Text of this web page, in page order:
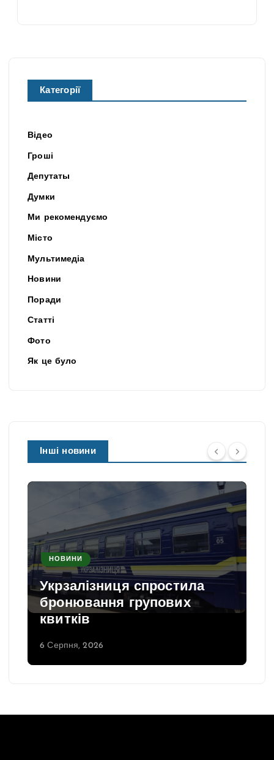
Категорії
Відео
Гроші
Депутаты
Думки
Ми рекомендуємо
Місто
Мультимедіа
Новини
Поради
Статті
Фото
Як це було
Інші новини
НОВИНИ
Укрзалізниця спростила
бронювання групових
квитків
6 Серпня, 2026